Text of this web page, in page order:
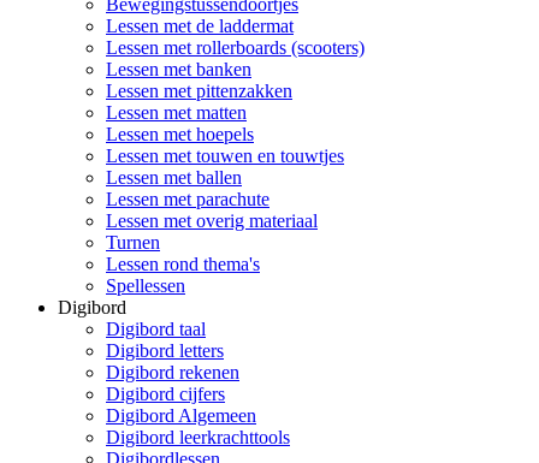
Bewegingstussendoortjes
Lessen met de laddermat
Lessen met rollerboards (scooters)
Lessen met banken
Lessen met pittenzakken
Lessen met matten
Lessen met hoepels
Lessen met touwen en touwtjes
Lessen met ballen
Lessen met parachute
Lessen met overig materiaal
Turnen
Lessen rond thema's
Spellessen
Digibord
Digibord taal
Digibord letters
Digibord rekenen
Digibord cijfers
Digibord Algemeen
Digibord leerkrachttools
Digibordlessen